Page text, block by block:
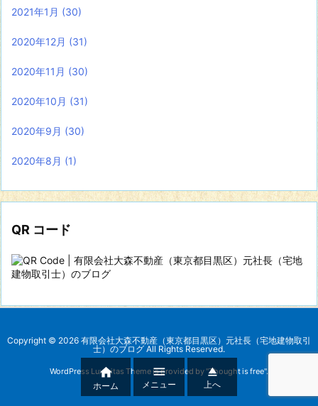
2021年1月 (30)
2020年12月 (31)
2020年11月 (30)
2020年10月 (31)
2020年9月 (30)
2020年8月 (1)
QR コード
Copyright © 2026 有限会社大森不動産（東京都目黒区）元社長（宅地建物取引
士）のブログ All Rights Reserved.
WordPress Luxeritas Theme is provided by "Thought is free".

ホーム

メニュー

上へ